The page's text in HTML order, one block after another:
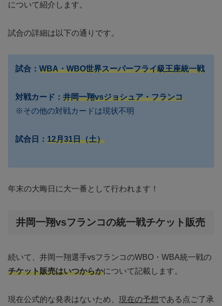
について紹介します。
試合の詳細は以下の通りです。
試合： WBA・WBO世界スーパーフライ級王座統一戦
対戦カード： 井岡一翔vsジョシュア・フランコ
※その他の対戦カードは現状不明
試合日： 12月31日（土）
年末の大晦日に大一番として行われます！
井岡一翔vsフランコの統一戦チケット販売
続いて、井岡一翔選手vsフランコのWBO・WBA統一戦の
チケット販売はいつからかについて記載します。
現在公式的な発表はないため、 現在の予想である点ご了承